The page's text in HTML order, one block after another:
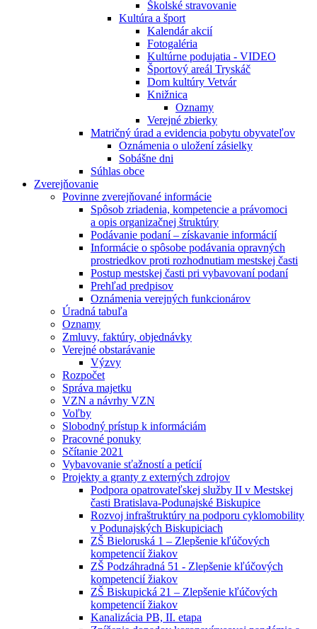
Školské stravovanie
Kultúra a šport
Kalendár akcií
Fotogaléria
Kultúrne podujatia - VIDEO
Športový areál Tryskáč
Dom kultúry Vetvár
Knižnica
Oznamy
Verejné zbierky
Matričný úrad a evidencia pobytu obyvateľov
Oznámenia o uložení zásielky
Sobášne dni
Súhlas obce
Zverejňovanie
Povinne zverejňované informácie
Spôsob zriadenia, kompetencie a právomoci
a opis organizačnej štruktúry
Podávanie podaní – získavanie informácií
Informácie o spôsobe podávania opravných
prostriedkov proti rozhodnutiam mestskej časti
Postup mestskej časti pri vybavovaní podaní
Prehľad predpisov
Oznámenia verejných funkcionárov
Úradná tabuľa
Oznamy
Zmluvy, faktúry, objednávky
Verejné obstarávanie
Výzvy
Rozpočet
Správa majetku
VZN a návrhy VZN
Voľby
Slobodný prístup k informáciám
Pracovné ponuky
Sčítanie 2021
Vybavovanie sťažností a petícií
Projekty a granty z externých zdrojov
Podpora opatrovateľskej služby II v Mestskej
časti Bratislava-Podunajské Biskupice
Rozvoj infraštruktúry na podporu cyklomobility
v Podunajských Biskupiciach
ZŠ Bieloruská 1 – Zlepšenie kľúčových
kompetencií žiakov
ZŠ Podzáhradná 51 - Zlepšenie kľúčových
kompetencií žiakov
ZŠ Biskupická 21 – Zlepšenie kľúčových
kompetencií žiakov
Kanalizácia PB, II. etapa